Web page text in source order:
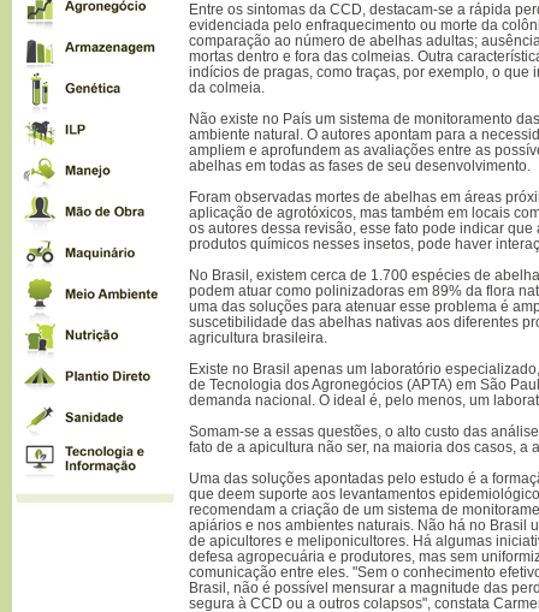
Entre os sintomas da CCD, destacam-se a rápida
evidenciada pelo enfraquecimento ou morte da
comparação ao número de abelhas adultas;
mortas dentro e fora das colmeias. Outra
indícios de pragas, como traças, por exemplo, o que
da colmeia.
Não existe no País um sistema de monitoramento
ambiente natural. O autores apontam para a
ampliem e aprofundem as avaliações entre as
abelhas em todas as fases de seu desenvolvimento.
Foram observadas mortes de abelhas em áreas
aplicação de agrotóxicos, mas também em locais
os autores dessa revisão, esse fato pode indicar
produtos químicos nesses insetos, pode haver
No Brasil, existem cerca de 1.700 espécies de
podem atuar como polinizadoras em 89% da flora
uma das soluções para atenuar esse problema é
suscetibilidade das abelhas nativas aos diferentes
agricultura brasileira.
Existe no Brasil apenas um laboratório
de Tecnologia dos Agronegócios (APTA) em São
demanda nacional. O ideal é, pelo menos, um
Somam-se a essas questões, o alto custo das
fato de a apicultura não ser, na maioria dos casos, a
Uma das soluções apontadas pelo estudo é a
que deem suporte aos levantamentos
recomendam a criação de um sistema de
apiários e nos ambientes naturais. Não há no Brasil
de apicultores e meliponicultores. Há algumas
defesa agropecuária e produtores, mas sem
comunicação entre eles. "Sem o conhecimento
Brasil, não é possível mensurar a magnitude das
segura à CCD ou a outros colapsos", constata